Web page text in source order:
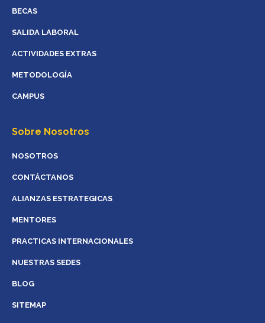
BECAS
SALIDA LABORAL
ACTIVIDADES EXTRAS
METODOLOGÍA
CAMPUS
Sobre Nosotros
NOSOTROS
CONTÁCTANOS
ALIANZAS ESTRATEGICAS
MENTORES
PRACTICAS INTERNACIONALES
NUESTRAS SEDES
BLOG
SITEMAP